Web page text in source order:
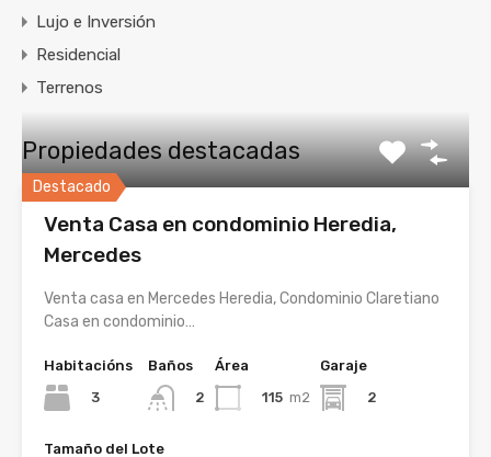
Lujo e Inversión
Residencial
Terrenos
Propiedades destacadas
Destacado
Venta Casa en condominio Heredia,
Mercedes
Venta casa en Mercedes Heredia, Condominio Claretiano
Casa en condominio…
Habitacións
3
Baños
2
Área
115 m2
Garaje
2
Tamaño del Lote